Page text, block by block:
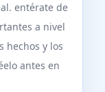
entérate de
a nivel
hechos y los
antes en